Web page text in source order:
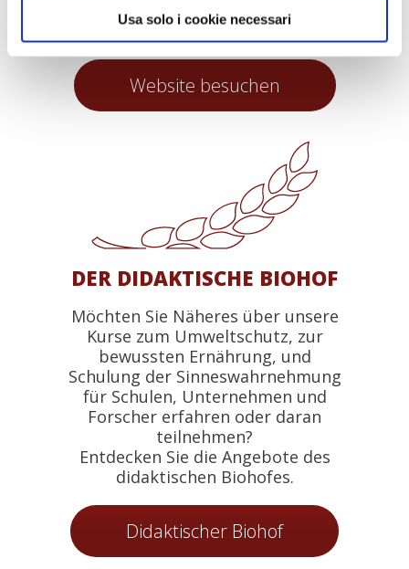
Usa solo i cookie necessari
cilentanischen Spezialitäten in
unserem Restaurant.
Website besuchen
DER DIDAKTISCHE BIOHOF
Möchten Sie Näheres über unsere
Kurse zum Umweltschutz, zur
bewussten Ernährung, und
Schulung der Sinneswahrnehmung
für Schulen, Unternehmen und
Forscher erfahren oder daran
teilnehmen?
Entdecken Sie die Angebote des
didaktischen Biohofes.
Didaktischer Biohof